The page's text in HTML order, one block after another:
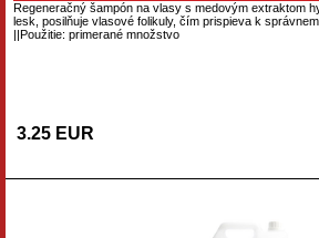
Regeneračný šampón na vlasy s medovým extraktom
lesk, posilňuje vlasové folikuly, čím prispieva k
||Použitie: primerané množstvo
3.25 EUR